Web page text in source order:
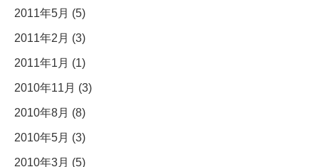
2011年5月 (5)
2011年2月 (3)
2011年1月 (1)
2010年11月 (3)
2010年8月 (8)
2010年5月 (3)
2010年3月 (5)